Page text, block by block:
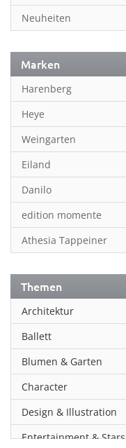
Neuheiten
Marken
Harenberg
Heye
Weingarten
Eiland
Danilo
edition momente
Athesia Tappeiner
Themen
Architektur
Ballett
Blumen & Garten
Character
Design & Illustration
Entertainment & Stars